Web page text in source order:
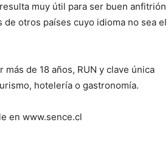
o
disminuir
muy útil para ser buen anfitrión
otros países cuyo idioma no sea el
de 18 años, RUN y clave única
hotelería o gastronomía.
en www.sence.cl